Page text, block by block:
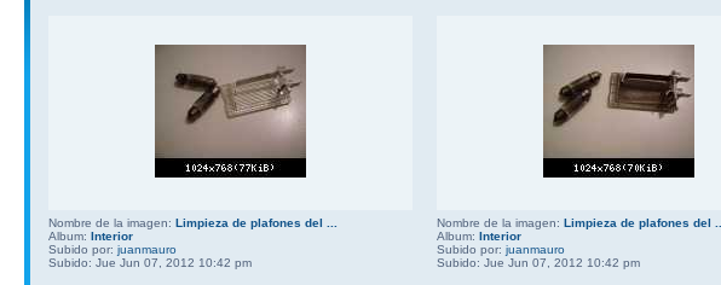
Nombre de la imagen: Limpieza de plafones del ...
Album: Interior
Subido por: juanmauro
Subido: Jue Jun 07, 2012 10:42 pm
Nombre de la imagen: Limpieza de plafones del ...
Album: Interior
Subido por: juanmauro
Subido: Jue Jun 07, 2012 10:42 pm